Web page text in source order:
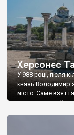
Херсонес
У 988 році, після
князь Володимир
місто. Саме
диктувати свої
Херсонесі
А потім було